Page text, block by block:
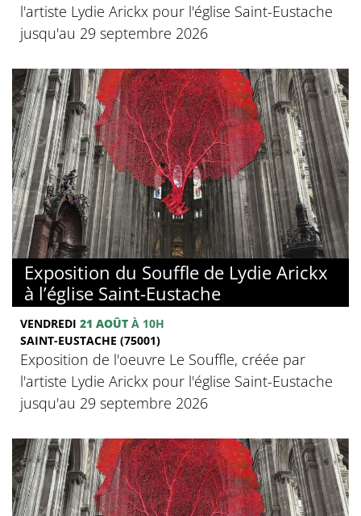
l'artiste Lydie Arickx pour l'église Saint-Eustache
jusqu'au 29 septembre 2026
Exposition du Souffle de Lydie Arickx
à l’église Saint-Eustache
VENDREDI 21 AOÛT À 10H
SAINT-EUSTACHE (75001)
Exposition de l'oeuvre Le Souffle, créée par
l'artiste Lydie Arickx pour l'église Saint-Eustache
jusqu'au 29 septembre 2026